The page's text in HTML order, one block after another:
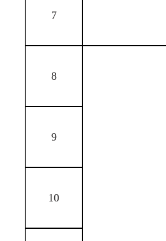
7
8
9
10